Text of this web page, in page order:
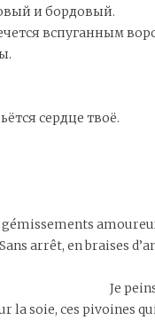
и бордовый.
вспуганным
сердце твоё.
gémissements
Sans arrêt, en braises
Je
la soie, ces pivoines